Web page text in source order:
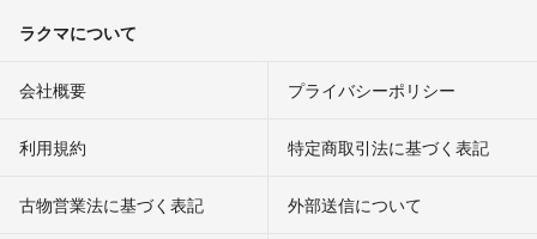
ラクマについて
会社概要 プライバシーポリシー
利用規約 特定商取引法に基づく表記
古物営業法に基づく表記 外部送信について